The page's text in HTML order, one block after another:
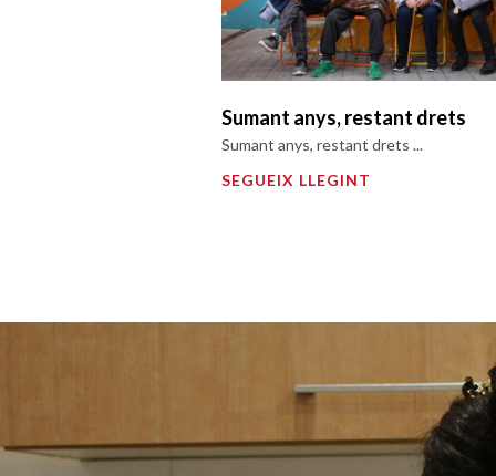
Sumant anys, restant drets
Sumant anys, restant drets ...
SEGUEIX LLEGINT